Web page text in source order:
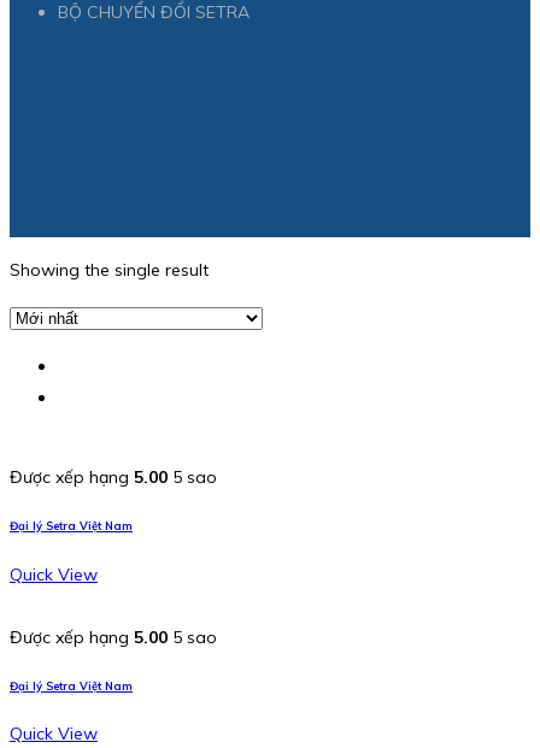
BỘ CHUYỂN ĐỔI SETRA
Showing the single result
Được xếp hạng 5.00 5 sao
Đại lý Setra Việt Nam
Quick View
Được xếp hạng 5.00 5 sao
Đại lý Setra Việt Nam
Quick View